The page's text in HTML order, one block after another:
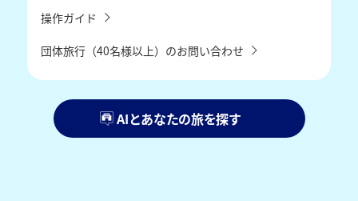
操作ガイド
団体旅行（40名様以上）のお問い合わせ
AIとあなたの旅を探す